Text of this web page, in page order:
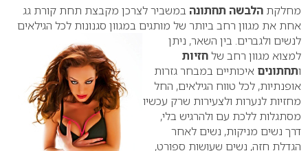
מחלקת הלבשה תחתונה במשביר לצרכן מקבצת תחת קורת גג
אחת את מגוון רחב ביותר של מותגים במגוון סגנונות לכל הגילאים
לנשים ולגברים. בין השאר, ניתן
למצוא מגוון רחב שלחזיות
ותחתונים איכותיים במבחר גזרות
אופנתיות, לכל טווח הגילאים, החל
מחזיות לנערות ולצעירות שרק עכשיו
מסתגלות ללכת עם ולהרגיש בלי,
דרך נשים מניקות, נשים לאחר
הגדלת חזה, נשים שעושות ספורט,